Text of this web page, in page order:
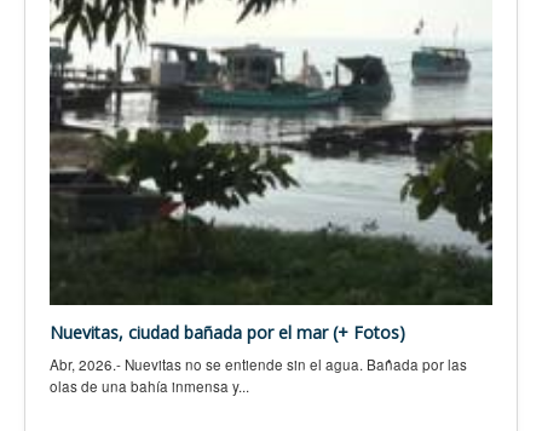
Nuevitas, ciudad bañada por el mar (+ Fotos)
Abr, 2026.- Nuevitas no se entiende sin el agua. Bañada por las
olas de una bahía inmensa y...